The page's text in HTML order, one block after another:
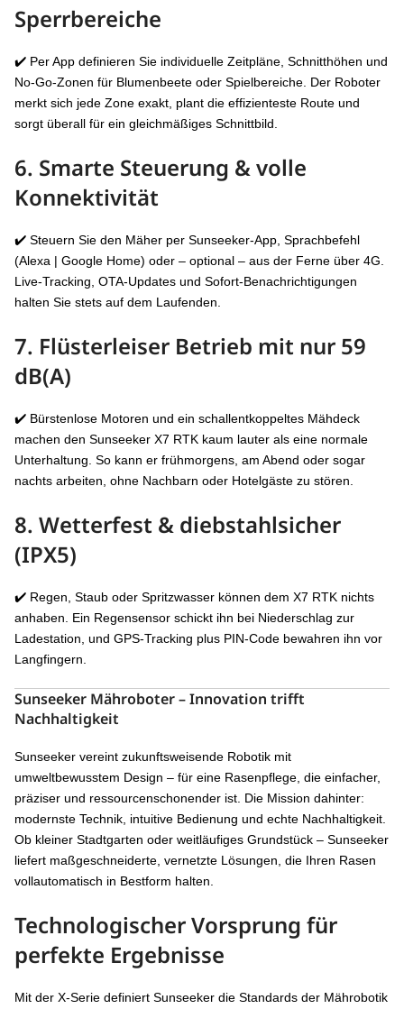
Sperrbereiche
✔️ Per App definieren Sie individuelle Zeitpläne, Schnitthöhen und
No-Go-Zonen für Blumenbeete oder Spielbereiche. Der Roboter
merkt sich jede Zone exakt, plant die effizienteste Route und
sorgt überall für ein gleichmäßiges Schnittbild.
6. Smarte Steuerung & volle
Konnektivität
✔️ Steuern Sie den Mäher per Sunseeker-App, Sprachbefehl
(Alexa | Google Home) oder – optional – aus der Ferne über 4G.
Live-Tracking, OTA-Updates und Sofort-Benachrichtigungen
halten Sie stets auf dem Laufenden.
7. Flüsterleiser Betrieb mit nur 59
dB(A)
✔️ Bürstenlose Motoren und ein schallentkoppeltes Mähdeck
machen den Sunseeker X7 RTK kaum lauter als eine normale
Unterhaltung. So kann er frühmorgens, am Abend oder sogar
nachts arbeiten, ohne Nachbarn oder Hotelgäste zu stören.
8. Wetterfest & diebstahlsicher
(IPX5)
✔️ Regen, Staub oder Spritzwasser können dem X7 RTK nichts
anhaben. Ein Regensensor schickt ihn bei Niederschlag zur
Ladestation, und GPS-Tracking plus PIN-Code bewahren ihn vor
Langfingern.
Sunseeker Mähroboter – Innovation trifft
Nachhaltigkeit
Sunseeker vereint zukunftsweisende Robotik mit
umweltbewusstem Design – für eine Rasenpflege, die einfacher,
präziser und ressourcenschonender ist. Die Mission dahinter:
modernste Technik, intuitive Bedienung und echte Nachhaltigkeit.
Ob kleiner Stadtgarten oder weitläufiges Grundstück – Sunseeker
liefert maßgeschneiderte, vernetzte Lösungen, die Ihren Rasen
vollautomatisch in Bestform halten.
Technologischer Vorsprung für
perfekte Ergebnisse
Mit der X-Serie definiert Sunseeker die Standards der Mährobotik